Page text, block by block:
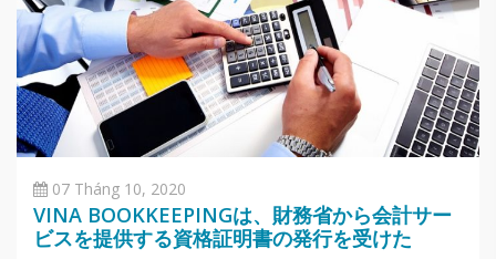
07 Tháng 10, 2020
VINA BOOKKEEPINGは、財務省から会計サー
ビスを提供する資格証明書の発行を受けた